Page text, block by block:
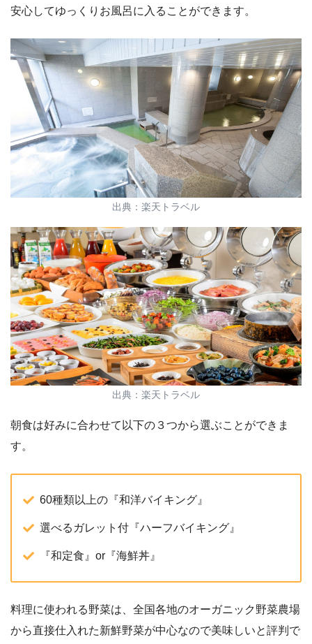
安心してゆっくりお風呂に入ることができます。
出典：楽天トラベル
出典：楽天トラベル
朝食は好みに合わせて以下の３つから選ぶことができま
す。
60種類以上の『和洋バイキング』
選べるガレット付『ハーフバイキング』
『和定食』or『海鮮丼』
料理に使われる野菜は、全国各地のオーガニック野菜農場
から直接仕入れた新鮮野菜が中心なので美味しいと評判で